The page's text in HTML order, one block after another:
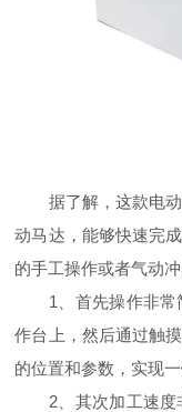
据了解，这款电动
动马达，能够快速完
的手工操作或者气动
1、首先操作非常
作台上，然后通过触
的位置和参数，实现
2、其次加工速度